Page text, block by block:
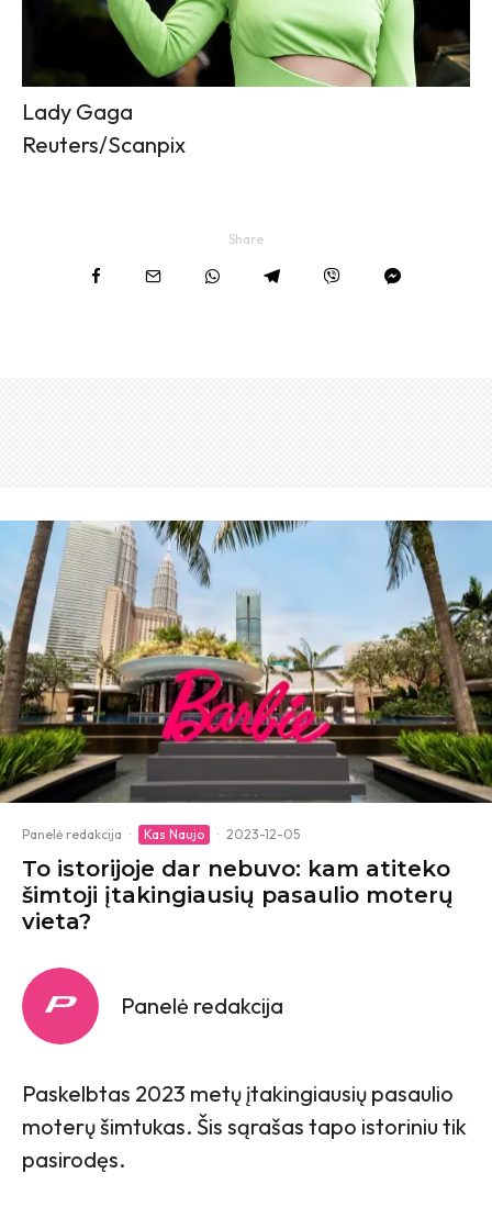
Lady Gaga
Reuters/Scanpix
Share
Panelė redakcija · Kas Naujo · 2023-12-05
To istorijoje dar nebuvo: kam atiteko
šimtoji įtakingiausių pasaulio moterų
vieta?
Panelė redakcija
Paskelbtas 2023 metų įtakingiausių pasaulio
moterų šimtukas. Šis sąrašas tapo istoriniu tik
pasirodęs.